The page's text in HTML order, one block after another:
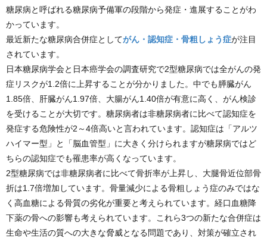
糖尿病と呼ばれる糖尿病予備軍の段階から発症・進展することがわ
かっています。
最近新たな糖尿病合併症としてがん・認知症・骨粗しょう症が注目
されています。
日本糖尿病学会と日本癌学会の調査研究で2型糖尿病では全がんの発
症リスクが1.2倍に上昇することが分かりました。中でも膵臓がん
1.85倍、肝臓がん1.97倍、大腸がん1.40倍が有意に高く、がん検診
を受けることが大切です。糖尿病者は非糖尿病者に比べて認知症を
発症する危険性が2～4倍高いと言われています。認知症は「アルツ
ハイマー型」と「脳血管型」に大きく分けられますが糖尿病ではど
ちらの認知症でも罹患率が高くなっています。
2型糖尿病では非糖尿病者に比べて骨折率が上昇し、大腿骨近位部骨
折は1.7倍増加しています。骨量減少による骨粗しょう症のみではな
く高血糖による骨質の劣化が重要と考えられています。経口血糖降
下薬の骨への影響も考えられています。これら3つの新たな合併症は
生命や生活の質への大きな脅威となる問題であり、対策が確立され